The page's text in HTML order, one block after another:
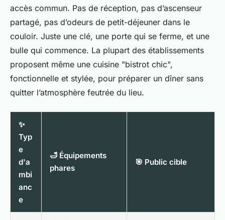
accès commun. Pas de réception, pas d’ascenseur
partagé, pas d’odeurs de petit-déjeuner dans le
couloir. Juste une clé, une porte qui se ferme, et une
bulle qui commence. La plupart des établissements
proposent même une cuisine "bistrot chic",
fonctionnelle et stylée, pour préparer un dîner sans
quitter l’atmosphère feutrée du lieu.
✨
Typ
e
d'a
mbi
anc
e
🛁 Équipements
phares
🎯 Public cible